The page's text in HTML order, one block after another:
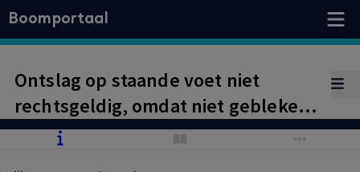
Boomportaal
Ontslag op staande voet niet
rechtsgeldig, omdat niet gebleken
is dat het incident is verlopen zoals